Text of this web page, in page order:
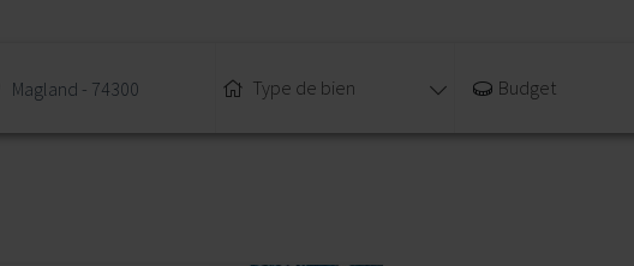
Magland - 74300 Type de bien Budget